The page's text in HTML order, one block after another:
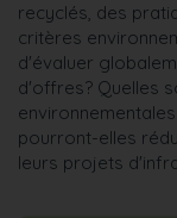
recyclés, des
critères
d'évaluer
d'offres? Quelles
pourront-elles
leurs projets